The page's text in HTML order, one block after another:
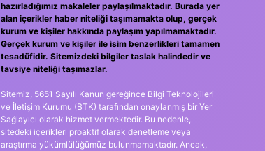
hazırladığımız makaleler paylaşılmaktadır. Burada yer
alan içerikler haber niteliği taşımamakta olup, gerçek
kurum ve kişiler hakkında paylaşım yapılmamaktadır.
Gerçek kurum ve kişiler ile isim benzerlikleri tamamen
tesadüfidir. Sitemizdeki bilgiler taslak halindedir ve
tavsiye niteliği taşımazlar.
Sitemiz, 5651 Sayılı Kanun gereğince Bilgi Teknolojileri
ve İletişim Kurumu (BTK) tarafından onaylanmış bir Yer
Sağlayıcı olarak hizmet vermektedir. Bu nedenle,
sitedeki içerikleri proaktif olarak denetleme veya
araştırma yükümlülüğümüz bulunmamaktadır. Ancak,